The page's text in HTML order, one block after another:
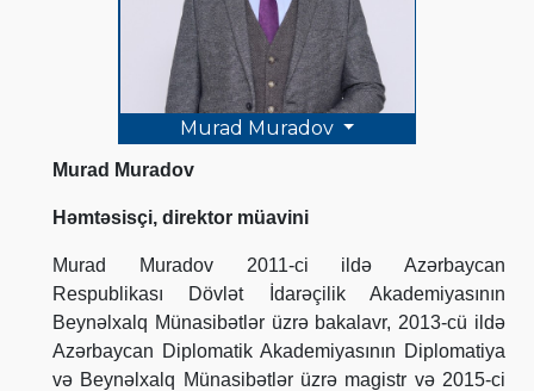
Murad Muradov
Murad Muradov
Həmtəsisçi, direktor müavini
Murad Muradov 2011-ci ildə Azərbaycan
Respublikası Dövlət İdarəçilik Akademiyasının
Beynəlxalq Münasibətlər üzrə bakalavr, 2013-cü ildə
Azərbaycan Diplomatik Akademiyasının Diplomatiya
və Beynəlxalq Münasibətlər üzrə magistr və 2015-ci